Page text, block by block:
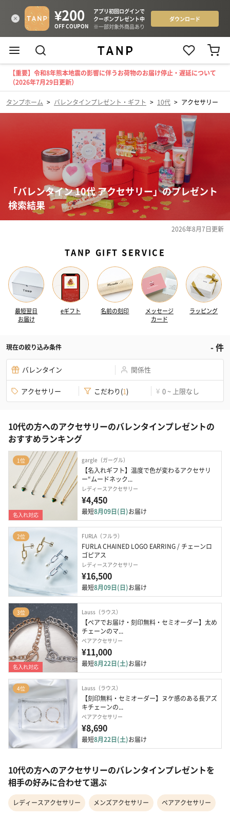
【重要】令和8年熊本地震の影響に伴うお荷物のお届け停止・遅延について
（2026年7月29日更新）
タンプホーム > バレンタインプレゼント・ギフト > 10代 > アクセサリー
「バレンタイン 10代 アクセサリー」のプレゼント
検索結果
2026年8月7日更新
TANP GIFT SERVICE
最短翌日
お届け
eギフト 名前の刻印
メッセージ
カード
ラッピング
現在の絞り込み条件 -件
バレンタイン 関係性
アクセサリー こだわり(1) ¥ 0 ~ 上限なし
10代の方へのアクセサリーのバレンタインプレゼントの
おすすめランキング
1位
名入れ対応
gargle（ガーグル）
【名入れギフト】温度で色が変わるアクセサリ
ー“ムードネック...
レディースアクセサリー
¥4,450
最短8月09日(日)お届け
2位 FURLA（フルラ）
FURLA CHAINED LOGO EARRING / チェーンロ
ゴピアス
レディースアクセサリー
¥16,500
最短8月09日(日)お届け
3位
名入れ対応
Lauss（ラウス）
【ペアでお届け・刻印無料・セミオーダー】太め
チェーンのマ...
ペアアクセサリー
¥11,000
最短8月22日(土)お届け
4位 Lauss（ラウス）
【刻印無料・セミオーダー】ヌケ感のある長アズ
キチェーンの...
ペアアクセサリー
¥8,690
最短8月22日(土)お届け
10代の方へのアクセサリーのバレンタインプレゼントを
相手の好みに合わせて選ぶ
レディースアクセサリー メンズアクセサリー ペアアクセサリー